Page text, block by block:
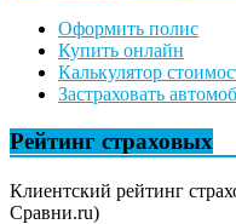
Оформить полис
Купить онлайн
Калькулятор
Застраховать
Рейтинг страховых
Клиентский рейтинг
Сравни.ru)